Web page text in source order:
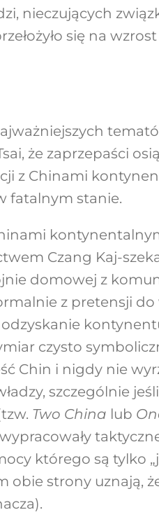
nieczujących
się na
że zaprzepaści
z Chinami
fatalnym stanie.
Czang Kaj-
domowej z
z pretensji do
czysto
Chin i nigdy nie
szczególnie
Two China lub
którego są tylko
strony uznają,